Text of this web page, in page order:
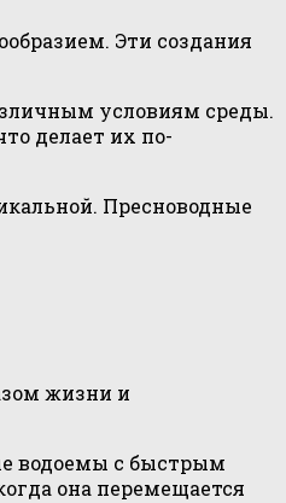
Эти создания
условиям среды.
делает их по-
Пресноводные
жизни и
водоемы с быстрым
она перемещается